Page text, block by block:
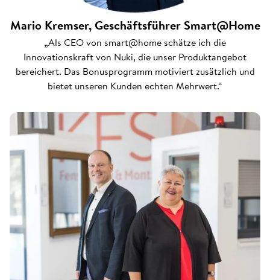
Mario Kremser, Geschäftsführer Smart@Home
„Als CEO von smart@home schätze ich die
Innovationskraft von Nuki, die unser Produktangebot
bereichert. Das Bonusprogramm motiviert zusätzlich und
bietet unseren Kunden echten Mehrwert.“